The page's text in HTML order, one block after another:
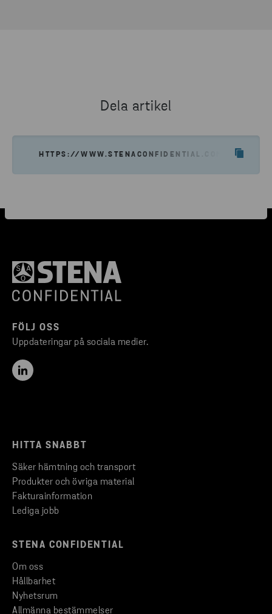
Dela artikel
HTTPS://WWW.STENACONFIDENTIAL.COM/SV/
FÖLJ OSS
Uppdateringar på sociala medier.
HITTA SNABBT
Säker hämtning och transport
Produkter och övriga material
Fakturainformation
Lediga jobb
STENA CONFIDENTIAL
Om oss
Hållbarhet
Nyhetsrum
Allmänna bestämmelser